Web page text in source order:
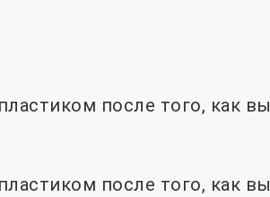
после того, как вы
после того, как вы